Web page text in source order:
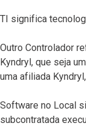
TI significa
Outro Controlador
Kyndryl, que seja
uma afiliada
Software no Local
subcontratada